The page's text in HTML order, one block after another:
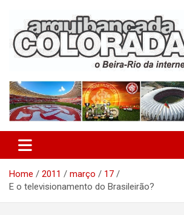
content
Arquibancada
Home 2011 março
17
E o televisionamento do Brasileirão?